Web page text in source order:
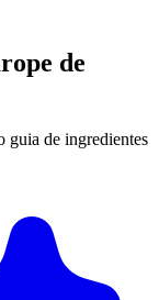
de
guia de ingredientes